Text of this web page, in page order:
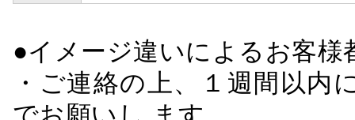
●イメージ違いによるお客
・ご連絡の上、１週間以